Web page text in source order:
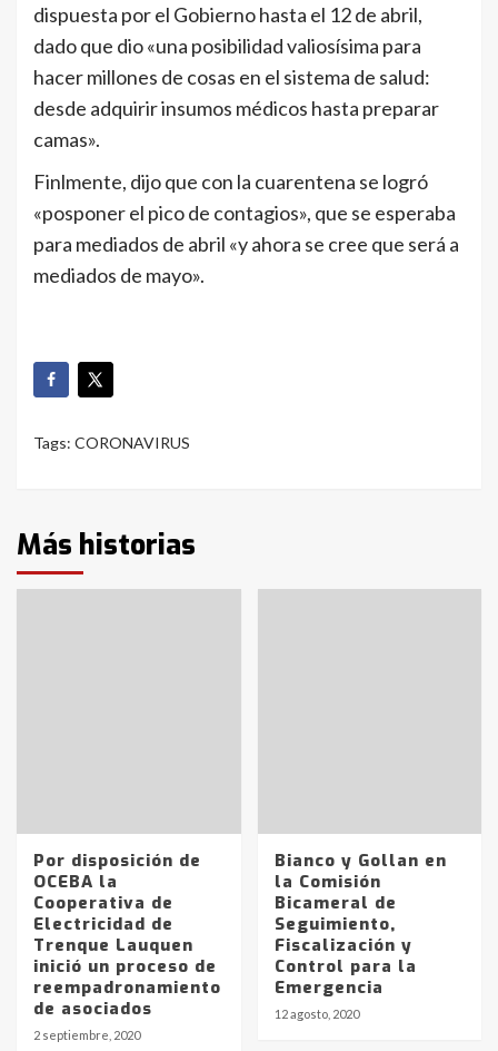
dispuesta por el Gobierno hasta el 12 de abril,
dado que dio «una posibilidad valiosísima para
hacer millones de cosas en el sistema de salud:
desde adquirir insumos médicos hasta preparar
camas».
Finlmente, dijo que con la cuarentena se logró
«posponer el pico de contagios», que se esperaba
para mediados de abril «y ahora se cree que será a
mediados de mayo».
Tags: CORONAVIRUS
Más historias
Por disposición de
OCEBA la
Cooperativa de
Electricidad de
Trenque Lauquen
inició un proceso de
reempadronamiento
de asociados
2 septiembre, 2020
Bianco y Gollan en
la Comisión
Bicameral de
Seguimiento,
Fiscalización y
Control para la
Emergencia
12 agosto, 2020